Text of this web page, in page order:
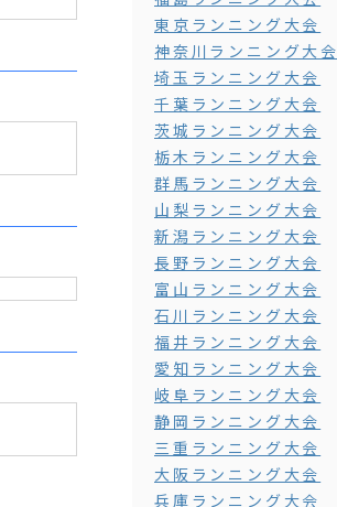
東京ランニング大会
神奈川ランニング大会
埼玉ランニング大会
千葉ランニング大会
茨城ランニング大会
栃木ランニング大会
群馬ランニング大会
山梨ランニング大会
新潟ランニング大会
長野ランニング大会
富山ランニング大会
石川ランニング大会
福井ランニング大会
愛知ランニング大会
岐阜ランニング大会
静岡ランニング大会
三重ランニング大会
大阪ランニング大会
兵庫ランニング大会